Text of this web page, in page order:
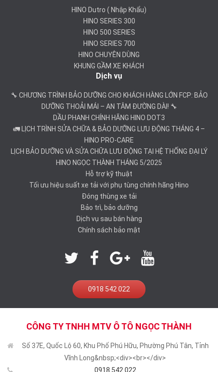
HINO Dutro ( Nhập Khẩu)
HINO SERIES 300
HINO 500 SERIES
HINO SERIES 700
HINO CHUYÊN DÙNG
KHUNG GẦM XE KHÁCH
Dịch vụ
🔧 CHƯƠNG TRÌNH BẢO DƯỠNG CHO KHÁCH HÀNG LỚN FCP: BẢO
DƯỠNG THOẢI MÁI – AN TÂM ĐƯỜNG DÀI! 🔧
DẦU PHANH CHÍNH HÃNG HINO DOT3
🚛 LỊCH TRÌNH SỬA CHỮA & BẢO DƯỠNG LƯU ĐỘNG THÁNG 4 –
HINO PRO-CARE
LỊCH BẢO DƯỠNG VÀ SỬA CHỮA LƯU ĐỘNG TẠI HỆ THỐNG ĐẠI LÝ
HINO NGỌC THÀNH THÁNG 5/2025
Hỗ trợ kỹ thuật
Tối ưu hiệu suất xe tải với phụ tùng chính hãng Hino
Đóng thùng xe tải
Bảo trì, bảo dưỡng
Dịch vụ sau bán hàng
Chính sách bảo mật
0918 542 022
CÔNG TY TNHH MTV Ô TÔ NGỌC THÀNH
Số 37E, Quốc Lộ 60, Khu Phố Phú Hữu, Phường Phú Tân, Tỉnh
Vĩnh Long&nbsp;<div><br></div>
0918 542 022